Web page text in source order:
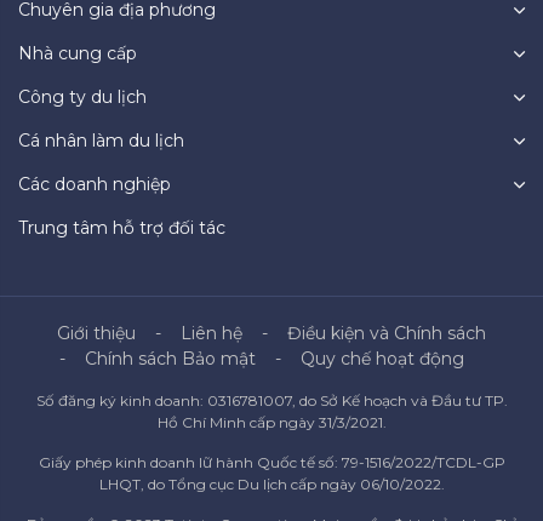
Chuyên gia địa phương
Nhà cung cấp
Công ty du lịch
Cá nhân làm du lịch
Các doanh nghiệp
Trung tâm hỗ trợ đối tác
Giới thiệu Liên hệ
Điều kiện và Chính sách
Chính sách Bảo mật
Quy chế hoạt động
Số đăng ký kinh doanh: 0316781007, do Sở Kế hoạch và Đầu tư TP.
Hồ Chí Minh cấp ngày 31/3/2021.
Giấy phép kinh doanh lữ hành Quốc tế số: 79-1516/2022/TCDL-GP
LHQT, do Tổng cục Du lịch cấp ngày 06/10/2022.